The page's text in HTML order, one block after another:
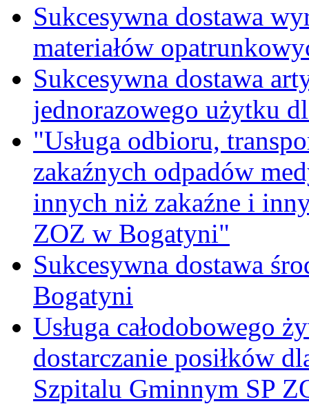
Sukcesywna dostawa
materiałów
Sukcesywna dostawa
jednorazowego użytku
"Usługa odbioru,
zakaźnych odpadów
innych niż zakaźne i
ZOZ w Bogatyni"
Sukcesywna dostawa
Bogatyni
Usługa całodobowego
dostarczanie posiłków
Szpitalu Gminnym SP